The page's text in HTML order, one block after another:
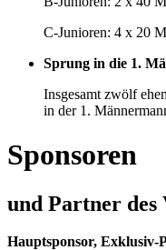
C-Junioren: 4 x 20
Sprung in die 1.
Insgesamt zwölf
in der 1.
Sponsoren
und Partner des
Hauptsponsor,